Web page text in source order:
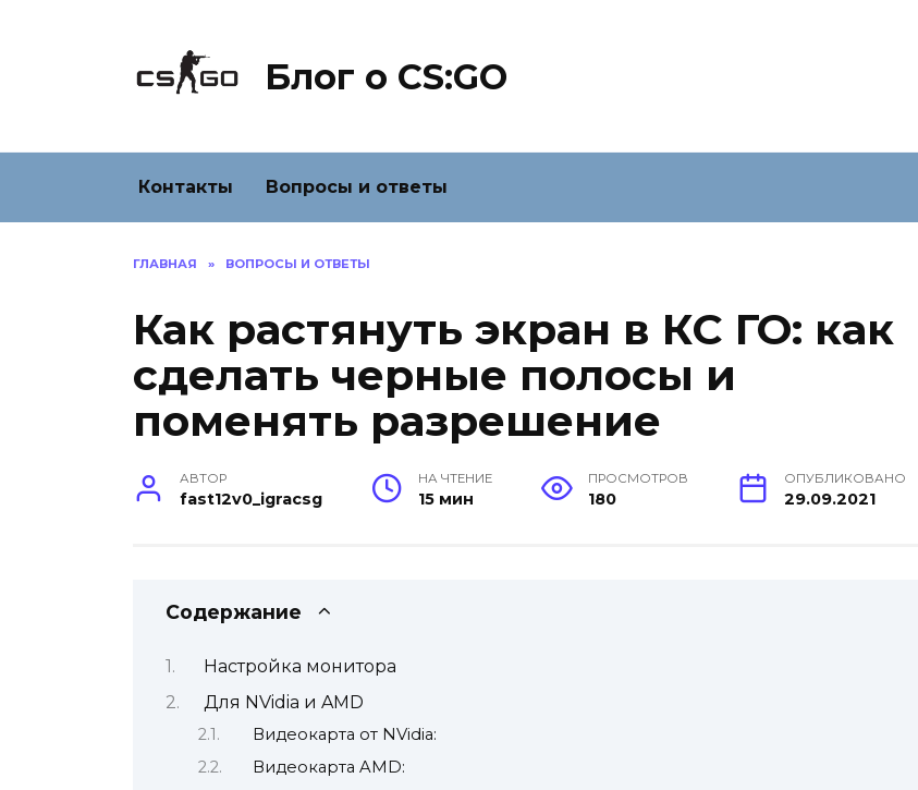
Блог о CS:GO
Контакты Вопросы и ответы
ГЛАВНАЯ » ВОПРОСЫ И ОТВЕТЫ
Как растянуть экран в КС ГО: как
сделать черные полосы и
поменять разрешение
АВТОР
fast12v0_igracsg
НА ЧТЕНИЕ
15 мин
ПРОСМОТРОВ
180
ОПУБЛИКОВАНО
29.09.2021
Содержание
Настройка монитора
Для NVidia и AMD
Видеокарта от NVidia:
Видеокарта AMD: